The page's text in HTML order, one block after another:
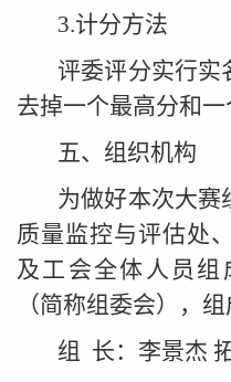
3.计分方法
评委评分实行实
去掉一个最高分和一
五、组织机构
为做好本次大赛
质量监控与评估处
及工会全体人员
（简称组委会），组
组 长：李景杰